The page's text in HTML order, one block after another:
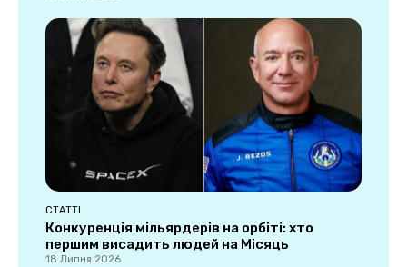
СТАТТІ
Конкуренція мільярдерів на орбіті: хто
першим висадить людей на Місяць
18 Липня 2026